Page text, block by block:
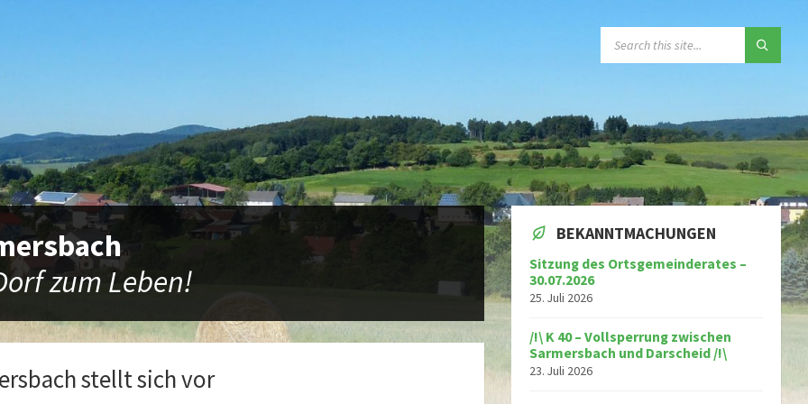
zum Leben!
stellt sich vor
BEKANNTMACHUNGEN
Sitzung des Ortsgemeinderates –
30.07.2026
25. Juli 2026
/!\ K 40 – Vollsperrung zwischen
Sarmersbach und Darscheid /!\
23. Juli 2026